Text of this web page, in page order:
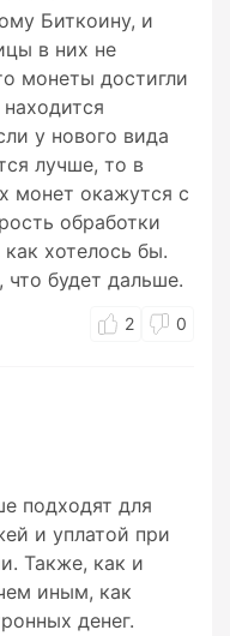
Биткоину, и
в них не
монеты достигли
у нового вида
лучше, то в
монет окажутся с
обработки
хотелось бы.
будет дальше.
2 0
подходят для
и уплатой при
Также, как и
иным, как
денег.